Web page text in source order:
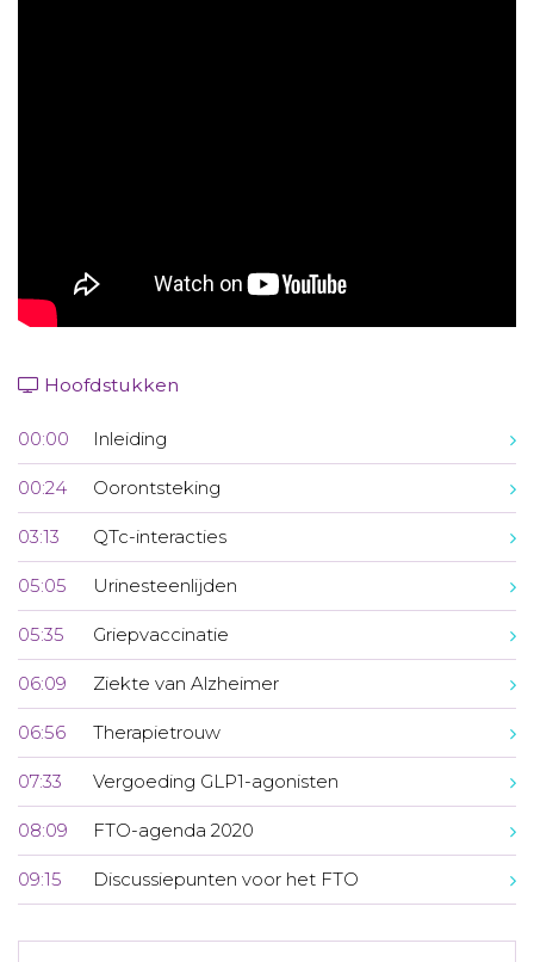
Hoofdstukken
00:00 Inleiding
00:24 Oorontsteking
03:13 QTc-interacties
05:05 Urinesteenlijden
05:35 Griepvaccinatie
06:09 Ziekte van Alzheimer
06:56 Therapietrouw
07:33 Vergoeding GLP1-agonisten
08:09 FTO-agenda 2020
09:15 Discussiepunten voor het FTO